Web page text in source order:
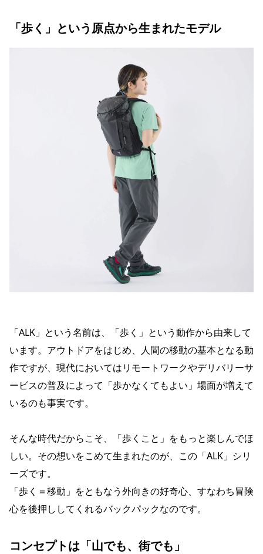
「歩く」という原点から生まれたモデル
「ALK」という名前は、「歩く」という動作から由来して
います。アウトドアをはじめ、人間の移動の基本となる動
作ですが、現代においてはリモートワークやデリバリーサ
ービスの普及によって「歩かなくてもよい」場面が増えて
いるのも事実です。
そんな時代だからこそ、「歩くこと」をもっと楽しんでほ
しい。その想いをこめて生まれたのが、この「ALK」シリ
ーズです。
「歩く＝移動」をともなう外向きの好奇心、すなわち冒険
心を後押ししてくれるバックパックなのです。
コンセプトは「山でも、街でも」